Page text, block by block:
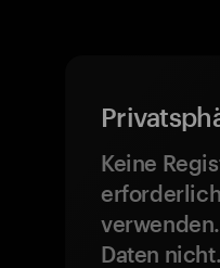
Keine
Daten nicht.